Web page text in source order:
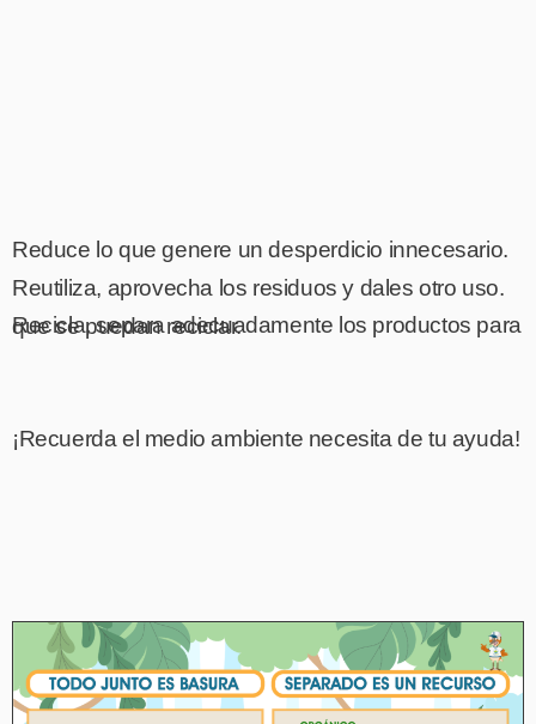
Reduce lo que genere un desperdicio innecesario.
Reutiliza, aprovecha los residuos y dales otro uso.
Recicla, separa adecuadamente los productos para que se puedan reciclar.
¡Recuerda el medio ambiente necesita de tu ayuda!